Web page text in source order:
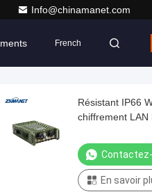
Info@chinamanet.com
French
Résistant IP66
chiffrement LAN
En savoir